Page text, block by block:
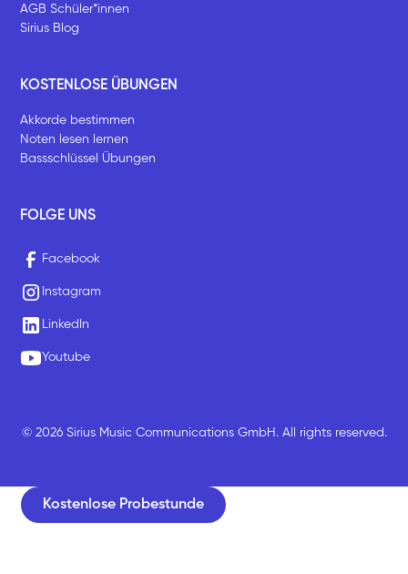
AGB Schüler*innen
Sirius Blog
KOSTENLOSE ÜBUNGEN
Akkorde bestimmen
Noten lesen lernen
Bassschlüssel Übungen
FOLGE UNS
Facebook
Instagram
LinkedIn
Youtube
© 2026 Sirius Music Communications GmbH. All rights reserved.
Kostenlose Probestunde